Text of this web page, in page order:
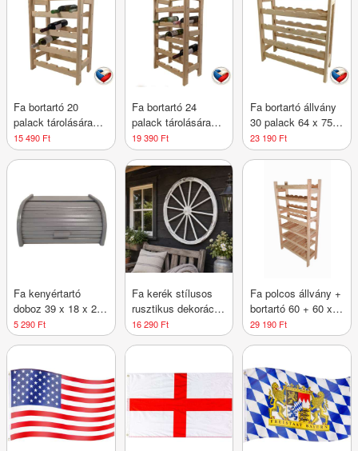
Fa bortartó 20
palack tárolására
44×75×25 cm cseh
gyártmány
15 490 Ft
Fa bortartó 24
palack tárolására
44×90×25 cm cseh
gyártmány
19 390 Ft
Fa bortartó állvány
30 palack 64 x 75 x
25 cm cseh
gyártmány
23 190 Ft
Fa kenyértartó
doboz 39 x 18 x 29
cm
5 290 Ft
Fa kerék stílusos
rusztikus dekoráció
90 cm
16 290 Ft
Fa polcos állvány +
bortartó 60 + 60 x
64 x 25 cm
29 190 Ft